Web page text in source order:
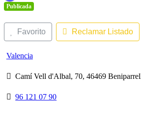
Publicada
Favorito Reclamar Listado
Valencia
Camí Vell d'Albal, 70, 46469
96 121 07 90